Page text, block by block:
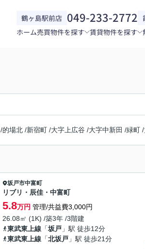
鶴ヶ島駅前店 049-233-2772
ホーム売買物件を探す 賃貸物件を探す
/的場北 /新宿町 /大字上広谷 /大字中新田 /緑町 /
坂戸市中富町
リブリ・辰佳・中富町
5.8万円 管理/共益費3,000円
26.08㎡ (1K) /築3年 /3階建
東武東上線 「坂戸 」駅 徒歩12分
東武東上線 「北坂戸 」駅 徒歩21分